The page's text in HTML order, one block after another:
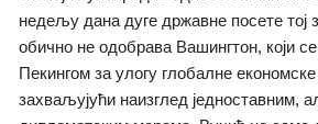
недељу дана дуге државне посете тој
обично не одобрава Вашингтон, који
Пекингом за улогу глобалне
захваљујући наизглед једноставним,